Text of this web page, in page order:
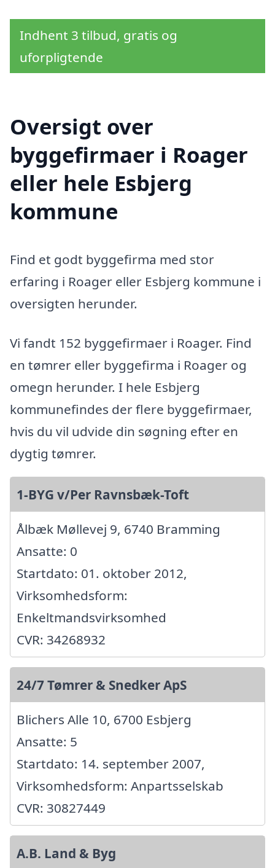
Indhent 3 tilbud, gratis og
uforpligtende
Oversigt over
byggefirmaer i Roager
eller hele Esbjerg
kommune
Find et godt byggefirma med stor
erfaring i Roager eller Esbjerg kommune i
oversigten herunder.
Vi fandt 152 byggefirmaer i Roager. Find
en tømrer eller byggefirma i Roager og
omegn herunder. I hele Esbjerg
kommunefindes der flere byggefirmaer,
hvis du vil udvide din søgning efter en
dygtig tømrer.
1-BYG v/Per Ravnsbæk-Toft
Ålbæk Møllevej 9, 6740 Bramming
Ansatte: 0
Startdato: 01. oktober 2012,
Virksomhedsform:
Enkeltmandsvirksomhed
CVR: 34268932
24/7 Tømrer & Snedker ApS
Blichers Alle 10, 6700 Esbjerg
Ansatte: 5
Startdato: 14. september 2007,
Virksomhedsform: Anpartsselskab
CVR: 30827449
A.B. Land & Byg